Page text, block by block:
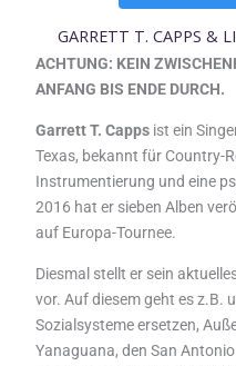
g
r
a
m
GARRETT T. CAPPS &
ACHTUNG: KEIN
ANFANG BIS ENDE DURCH.
Garrett T. Capps ist ein
Texas, bekannt für Country-
Instrumentierung und eine
2016 hat er sieben Alben
auf Europa-Tournee.
Diesmal stellt er sein
vor. Auf diesem geht es z.B.
Sozialsysteme ersetzen,
Yanaguana, den San Antonio